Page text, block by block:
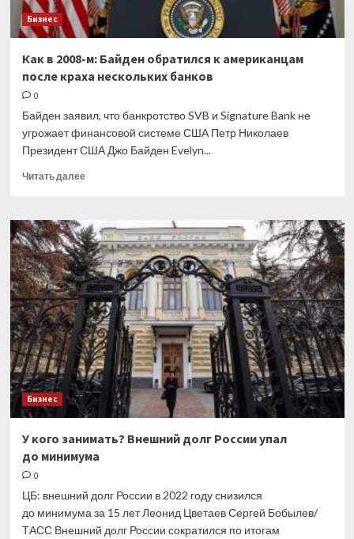
Бизнес
Как в 2008-м: Байден обратился к американцам
после краха нескольких банков
0
Байден заявил, что банкротство SVB и Signature Bank не
угрожает финансовой системе США Петр Николаев
Президент США Джо Байден Evelyn...
Читать далееПрочитать
в 2008-
м:
Байден
обратился
к американцам
после
краха
нескольких
банков
Бизнес
У кого занимать? Внешний долг России упал
до минимума
0
ЦБ: внешний долг России в 2022 году снизился
до минимума за 15 лет Леонид Цветаев Сергей Бобылев/
ТАСС Внешний долг России сократился по итогам